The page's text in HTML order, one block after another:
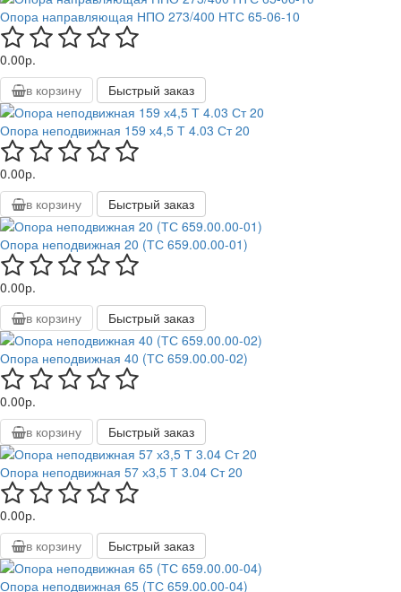
Опора направляющая НПО 273/400 НТС 65-06-10
0.00р.
в корзину
Быстрый заказ
Опора неподвижная 159 х4,5 Т 4.03 Ст 20
0.00р.
в корзину
Быстрый заказ
Опора неподвижная 20 (ТС 659.00.00-01)
0.00р.
в корзину
Быстрый заказ
Опора неподвижная 40 (ТС 659.00.00-02)
0.00р.
в корзину
Быстрый заказ
Опора неподвижная 57 х3,5 Т 3.04 Ст 20
0.00р.
в корзину
Быстрый заказ
Опора неподвижная 65 (ТС 659.00.00-04)